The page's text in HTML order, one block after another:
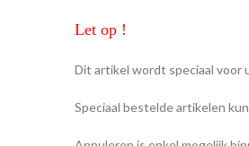
Let op !
Dit artikel wordt speciaal voor
Speciaal bestelde artikelen